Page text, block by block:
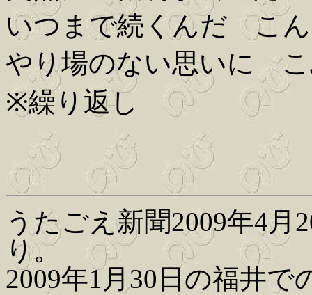
いつまで続くんだ こ
やり場のない思いに
※繰り返し
うたごえ新聞2009年4月
り。
2009年1月30日の福井